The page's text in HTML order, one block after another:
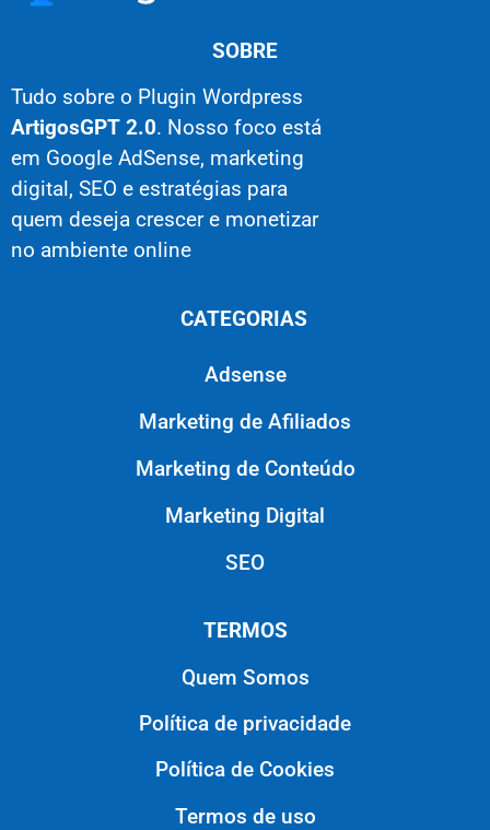
SOBRE
Tudo sobre o Plugin Wordpress
ArtigosGPT 2.0. Nosso foco está
em Google AdSense, marketing
digital, SEO e estratégias para
quem deseja crescer e monetizar
no ambiente online
CATEGORIAS
Adsense
Marketing de Afiliados
Marketing de Conteúdo
Marketing Digital
SEO
TERMOS
Quem Somos
Política de privacidade
Política de Cookies
Termos de uso